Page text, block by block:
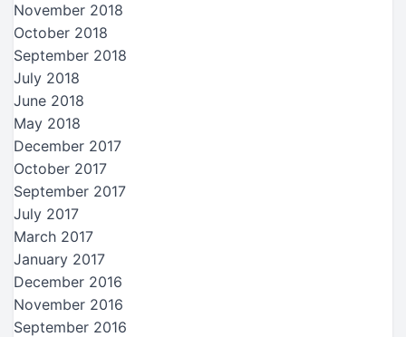
November 2018
October 2018
September 2018
July 2018
June 2018
May 2018
December 2017
October 2017
September 2017
July 2017
March 2017
January 2017
December 2016
November 2016
September 2016